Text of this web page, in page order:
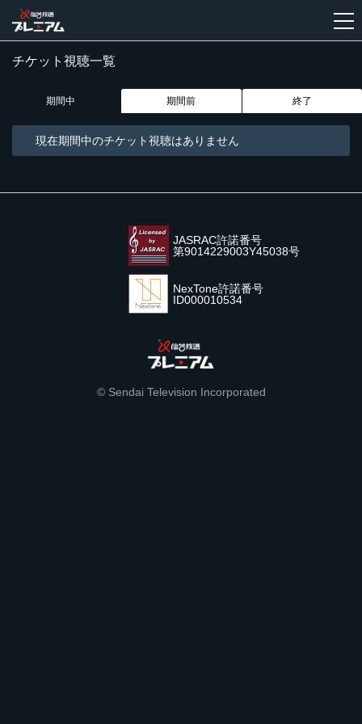
登
チケット視聴一覧
期間中 期間前 終了
現在期間中のチケット視聴はありません
JASRAC許諾番号
第9014229003Y45038号
NexTone許諾番号
ID000010534
© Sendai Television Incorporated